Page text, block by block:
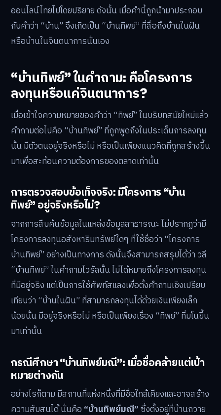
ออนไลน์ไทยไปโดยปริยาย ดังนั้น เมื่อคำนี้ถูกนำมาประกอบ
กับคำว่า “บ้าน” จึงเกิดเป็น “บ้านทิพย์” ที่สื่อถึงบ้านในฝัน
หรือบ้านในจินตนาการนั่นเอง
“บ้านทิพย์” ในคำถาม: คือโครงการ
ลงทุนหรือแค่จินตนาการ?
เมื่อเข้าใจความหมายของคำว่า “ทิพย์” ในบริบทสมัยใหม่แล้ว
คำถามต่อไปคือ “บ้านทิพย์” ที่ถูกพูดถึงในประเด็นการลงทุน
นั้น มีตัวตนอยู่จริงหรือไม่ หรือเป็นเพียงแนวคิดที่ถูกสร้างขึ้น
มาเพื่อสะท้อนความต้องการของตลาดเท่านั้น
การตรวจสอบข้อเท็จจริง: มีโครงการ “บ้าน
ทิพย์” อยู่จริงหรือไม่?
จากการสืบค้นข้อมูลในแหล่งข้อมูลสาธารณะ ไม่ปรากฏว่ามี
โครงการลงทุนอสังหาริมทรัพย์ใดๆ ที่ใช้ชื่อว่า “โครงการ
บ้านทิพย์” อย่างเป็นทางการ ดังนั้นจึงสามารถสรุปได้ว่า วลี
“บ้านทิพย์” ในคำถามไวรัลนั้น ไม่ได้หมายถึงโครงการลงทุน
ที่มีอยู่จริง แต่เป็นการใช้ศัพท์สแลงเพื่อตั้งคำถามเชิงเปรียบ
เทียบว่า “บ้านในฝัน” ที่สามารถลงทุนได้ด้วยเงินเพียงเล็ก
น้อยนั้น มีอยู่จริงหรือไม่ หรือเป็นเพียงเรื่อง “ทิพย์” ที่มโนขึ้น
มาเท่านั้น
กรณีศึกษา “บ้านทิพย์มณี”: เมื่อชื่อคล้ายแต่เป้า
หมายต่างกัน
อย่างไรก็ตาม มีสถานที่แห่งหนึ่งที่มีชื่อใกล้เคียงและอาจสร้าง
ความสับสนได้ นั่นคือ “บ้านทิพย์มณี”ซึ่งตั้งอยู่ที่บ้านถวาย